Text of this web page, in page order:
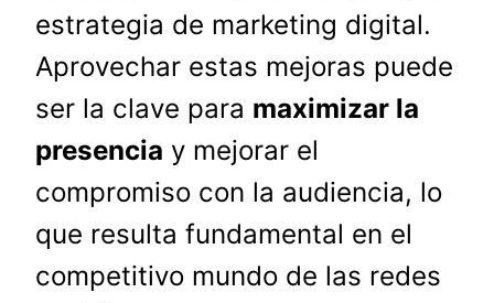
estrategia de marketing digital.
Aprovechar estas mejoras puede
ser la clave para maximizar la
presencia y mejorar el
compromiso con la audiencia, lo
que resulta fundamental en el
competitivo mundo de las redes